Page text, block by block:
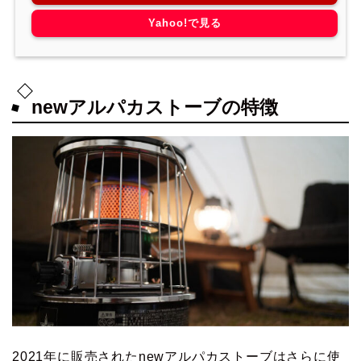
Yahoo!で見る
newアルパカストーブの特徴
2021年に販売されたnewアルパカストーブはさらに使